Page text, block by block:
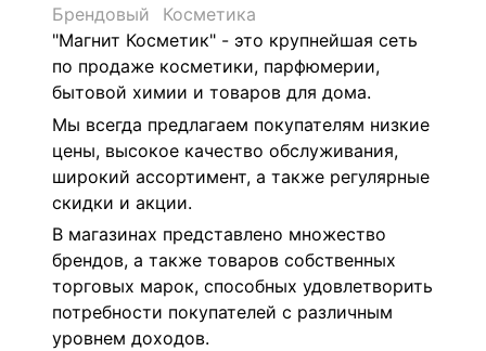
Брендовый
Косметика
"Магнит Косметик" - это крупнейшая сеть
по продаже косметики, парфюмерии,
бытовой химии и товаров для дома.
Мы всегда предлагаем покупателям низкие
цены, высокое качество обслуживания,
широкий ассортимент, а также регулярные
скидки и акции.
В магазинах представлено множество
брендов, а также товаров собственных
торговых марок, способных удовлетворить
потребности покупателей с различным
уровнем доходов.